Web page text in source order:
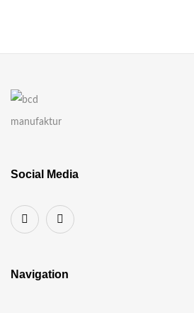
Social Media
Navigation